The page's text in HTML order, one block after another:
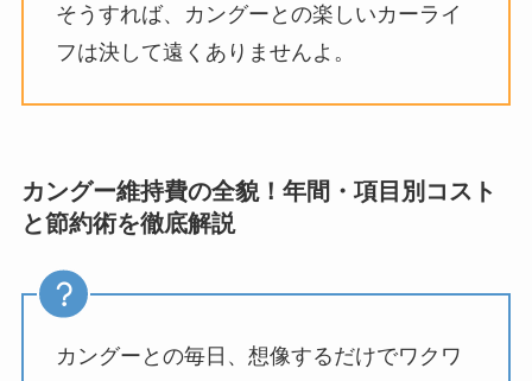
そうすれば、カングーとの楽しいカーライ
フは決して遠くありませんよ。
カングー維持費の全貌！年間・項目別コスト
と節約術を徹底解説
カングーとの毎日、想像するだけでワクワ